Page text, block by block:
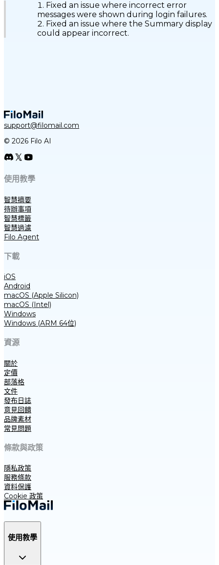
Fixed an issue where incorrect error
messages were shown during login failures.
Fixed an issue where the Summary display
could appear incorrect.
support@filomail.com
© 2026 Filo AI
使用教學
智慧摘要
待辦事項
智慧標籤
智慧過濾
Filo Agent
下載
iOS
Android
macOS (Apple Silicon)
macOS (Intel)
Windows
Windows (ARM 64位)
資源
關於
定價
部落格
文件
發布日誌
意見回饋
品牌素材
常見問題
條款與政策
隱私政策
服務條款
資料保護
Cookie 政策
使用教學